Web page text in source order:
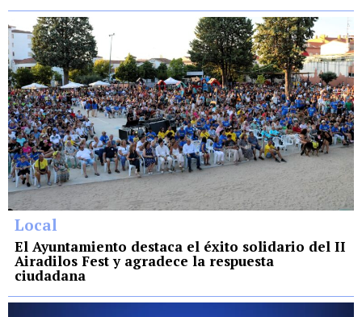
Local
El Ayuntamiento destaca el éxito solidario del II
Airadilos Fest y agradece la respuesta
ciudadana